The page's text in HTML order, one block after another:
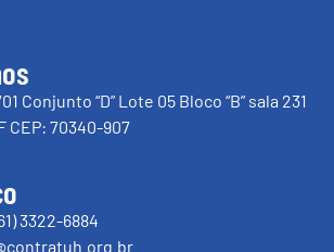
Conjunto “D” Lote 05 Bloco “B” sala 231
CEP: 70340-907
3322-6884